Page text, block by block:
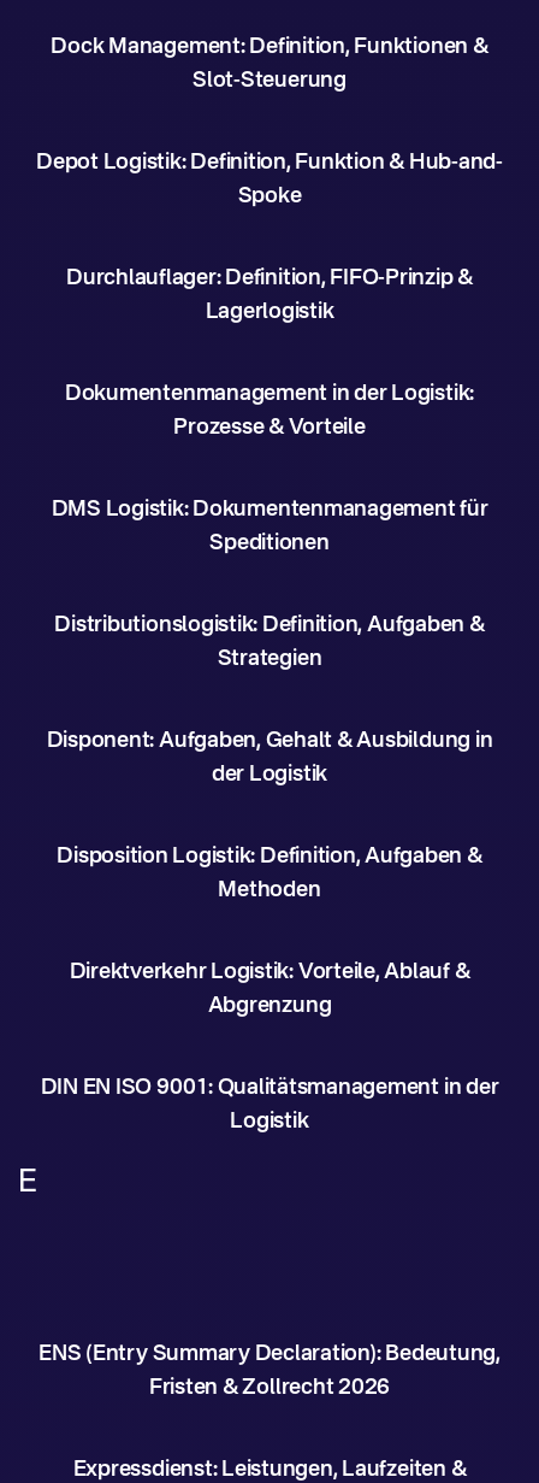
Dock Management: Definition, Funktionen &
Slot-Steuerung
Depot Logistik: Definition, Funktion & Hub-and-
Spoke
Durchlauflager: Definition, FIFO-Prinzip &
Lagerlogistik
Dokumentenmanagement in der Logistik:
Prozesse & Vorteile
DMS Logistik: Dokumentenmanagement für
Speditionen
Distributionslogistik: Definition, Aufgaben &
Strategien
Disponent: Aufgaben, Gehalt & Ausbildung in
der Logistik
Disposition Logistik: Definition, Aufgaben &
Methoden
Direktverkehr Logistik: Vorteile, Ablauf &
Abgrenzung
DIN EN ISO 9001: Qualitätsmanagement in der
Logistik
E
ENS (Entry Summary Declaration): Bedeutung,
Fristen & Zollrecht 2026
Expressdienst: Leistungen, Laufzeiten &